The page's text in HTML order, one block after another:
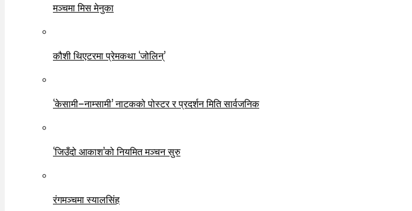
मञ्चमा मिस मेनुका
कौशी थिएटरमा प्रेमकथा ‘जोलिन्’
‘केसामी–नाम्सामी’ नाटकको पोस्टर र प्रदर्शन मिति सार्वजनिक
‘जिउँदो आकाश’को नियमित मञ्चन सुरु
रंगमञ्चमा स्यालसिंह